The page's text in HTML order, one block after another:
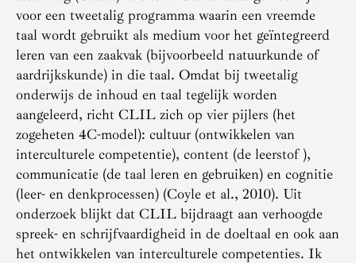
voor een tweetalig programma waarin een vreemde
taal wordt gebruikt als medium voor het geïntegreerd
leren van een zaakvak (bijvoorbeeld natuurkunde of
aardrijkskunde) in die taal. Omdat bij tweetalig
onderwijs de inhoud en taal tegelijk worden
aangeleerd, richt CLIL zich op vier pijlers (het
zogeheten 4C-model): cultuur (ontwikkelen van
interculturele competentie), content (de leerstof ),
communicatie (de taal leren en gebruiken) en cognitie
(leer- en denkprocessen) (Coyle et al., 2010). Uit
onderzoek blijkt dat CLIL bijdraagt aan verhoogde
spreek- en schrijfvaardigheid in de doeltaal en ook aan
het ontwikkelen van interculturele competenties. Ik